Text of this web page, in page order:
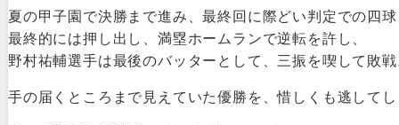
夏の甲子園で決勝まで進み、最終回に際どい判定での四
最終的には押し出し、満塁ホームランで逆転を許し、
野村祐輔選手は最後のバッターとして、三振を喫して敗
手の届くところまで見えていた優勝を、惜しくも逃して